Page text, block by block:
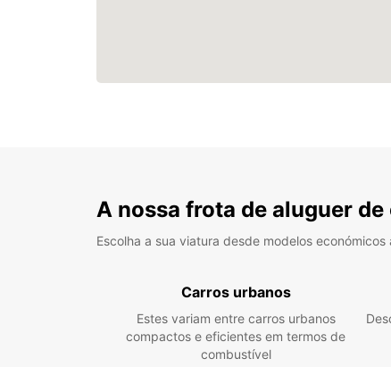
A nossa frota de aluguer
Escolha a sua viatura desde modelos económicos
Carros urbanos
Estes variam entre carros urbanos
compactos e eficientes em termos de
combustível